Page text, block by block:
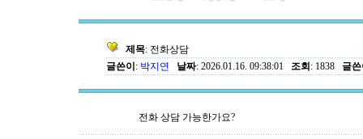
제목: 전화상담
글쓴이 : 박지연 날짜: 2026.01.16. 09:38:01 조회 : 1838 글
전화 상담 가능한가요?